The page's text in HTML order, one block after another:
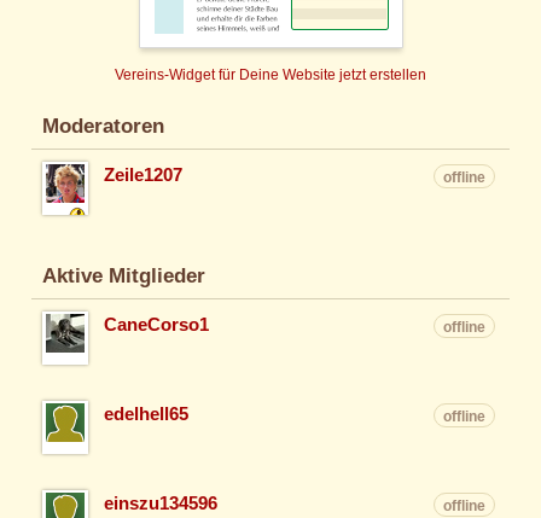
Vereins-Widget für Deine Website jetzt erstellen
Moderatoren
Zeile1207 offline
Aktive Mitglieder
CaneCorso1 offline
edelhell65 offline
einszu134596 offline